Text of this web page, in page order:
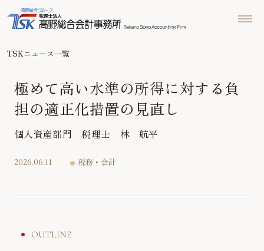
TSKニュース一覧
極めて高い水準の所得に対する負
担の適正化措置の見直し
個人資産部門 税理士 林 航平
2026.06.11 税務・会計
OUTLINE